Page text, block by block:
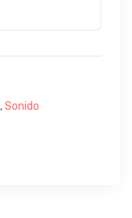
,Sonido